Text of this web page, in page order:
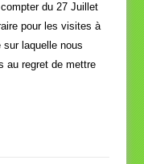
du 27 Juillet
pour les visites à
laquelle nous
au regret de mettre